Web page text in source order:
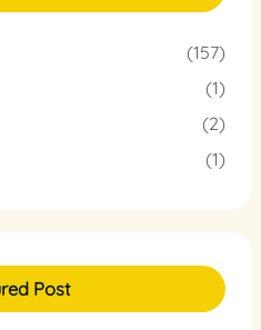
(157)
(1)
(2)
(1)
Post